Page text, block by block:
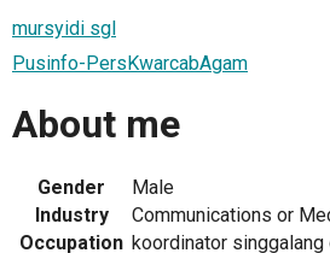
mursyidi sgl
Pusinfo-PersKwarcabAgam
About me
Gender
Male
Industry
Communications or
Occupation koordinator singgalang